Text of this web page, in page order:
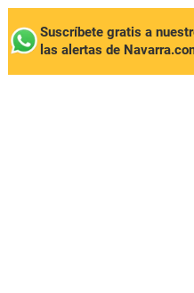
Suscríbete gratis a
las alertas de